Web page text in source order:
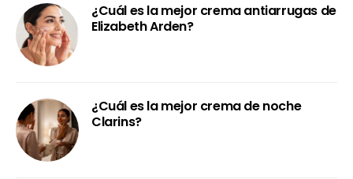
¿Cuál es la mejor crema antiarrugas de
Elizabeth Arden?
¿Cuál es la mejor crema de noche
Clarins?